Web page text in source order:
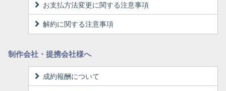
お支払方法変更に関する注意事項
解約に関する注意事項
制作会社・提携会社様へ
成約報酬について